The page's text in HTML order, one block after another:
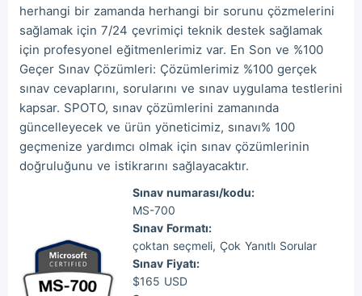
herhangi bir zamanda herhangi bir sorunu çözmelerini
sağlamak için 7/24 çevrimiçi teknik destek sağlamak
için profesyonel eğitmenlerimiz var. En Son ve %100
Geçer Sınav Çözümleri: Çözümlerimiz %100 gerçek
sınav cevaplarını, sorularını ve sınav uygulama testlerini
kapsar. SPOTO, sınav çözümlerini zamanında
güncelleyecek ve ürün yöneticimiz, sınavı% 100
geçmenize yardımcı olmak için sınav çözümlerinin
doğruluğunu ve istikrarını sağlayacaktır.
Sınav numarası/kodu:
MS-700
Sınav Formatı:
çoktan seçmeli, Çok Yanıtlı Sorular
Sınav Fiyatı:
$165 USD